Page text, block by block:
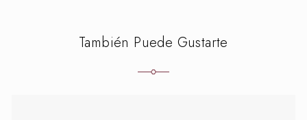
También Puede Gustarte